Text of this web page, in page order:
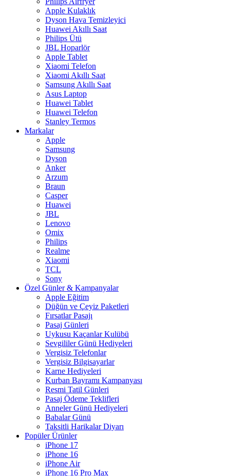
Apple Kulaklık
Dyson Hava Temizleyici
Huawei Akıllı Saat
Philips Ütü
JBL Hoparlör
Apple Tablet
Xiaomi Telefon
Xiaomi Akıllı Saat
Samsung Akıllı Saat
Asus Laptop
Huawei Tablet
Huawei Telefon
Stanley Termos
Markalar
Apple
Samsung
Dyson
Anker
Arzum
Braun
Casper
Huawei
JBL
Lenovo
Omix
Philips
Realme
Xiaomi
TCL
Sony
Özel Günler & Kampanyalar
Apple Eğitim
Düğün ve Çeyiz Paketleri
Fırsatlar Pasajı
Pasaj Günleri
Uykusu Kaçanlar Kulübü
Sevgililer Günü Hediyeleri
Vergisiz Telefonlar
Vergisiz Bilgisayarlar
Karne Hediyeleri
Kurban Bayramı Kampanyası
Resmi Tatil Günleri
Pasaj Ödeme Teklifleri
Anneler Günü Hediyeleri
Babalar Günü
Taksitli Harikalar Diyarı
Popüler Ürünler
iPhone 17
iPhone 16
iPhone Air
iPhone 16 Pro Max